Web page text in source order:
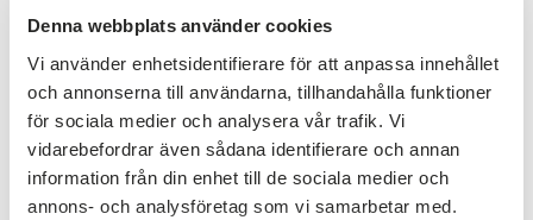
Denna webbplats använder cookies
Vi använder enhetsidentifierare för att anpassa innehållet
och annonserna till användarna, tillhandahålla funktioner
för sociala medier och analysera vår trafik. Vi
vidarebefordrar även sådana identifierare och annan
information från din enhet till de sociala medier och
annons- och analysföretag som vi samarbetar med.
men även fyror. Sex av lägenheterna ingår i ett
gruppboende. Taklampan utsågs på Fastighetsmässan
till "Framtidens fastighet 2017" och var nominerad till
Solenergipriset 2018.
Fakta